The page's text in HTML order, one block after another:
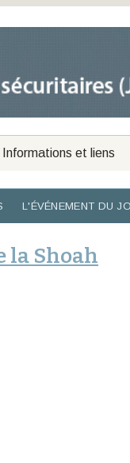
Informations et liens
L'ÉVÉNEMENT DU
la Shoah